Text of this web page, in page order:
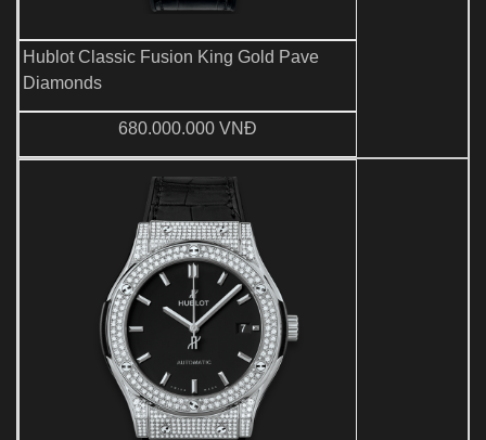
Hublot Classic Fusion King Gold Pave
Diamonds
680.000.000 VNĐ